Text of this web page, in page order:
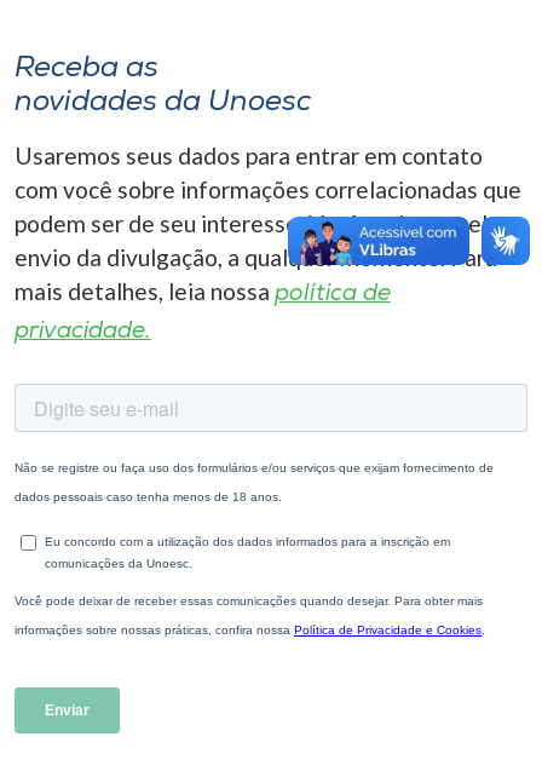
A+
A-
Receba as
novidades da Unoesc
Usaremos seus dados para entrar em contato
com você sobre informações correlacionadas que
podem ser de seu interesse. Você pode cancelar o
envio da divulgação, a qualquer momento. Para
mais detalhes, leia nossa política de
privacidade.